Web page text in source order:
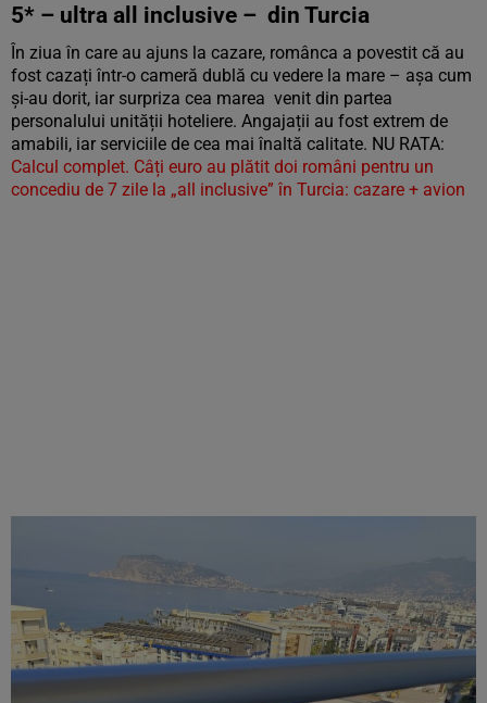
5* – ultra all inclusive – din Turcia
În ziua în care au ajuns la cazare, românca a povestit că au
fost cazați într-o cameră dublă cu vedere la mare – așa cum
și-au dorit, iar surpriza cea marea venit din partea
personalului unității hoteliere. Angajații au fost extrem de
amabili, iar serviciile de cea mai înaltă calitate. NU RATA:
Calcul complet. Câți euro au plătit doi români pentru un
concediu de 7 zile la „all inclusive” în Turcia: cazare + avion